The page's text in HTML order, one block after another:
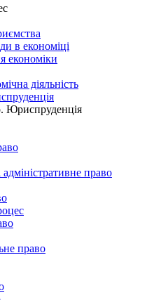
в економіці
економіки
діяльність
Юриспруденція
право
право